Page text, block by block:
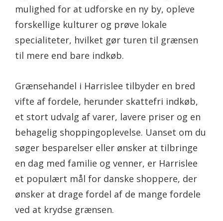
mulighed for at udforske en ny by, opleve
forskellige kulturer og prøve lokale
specialiteter, hvilket gør turen til grænsen
til mere end bare indkøb.
Grænsehandel i Harrislee tilbyder en bred
vifte af fordele, herunder skattefri indkøb,
et stort udvalg af varer, lavere priser og en
behagelig shoppingoplevelse. Uanset om du
søger besparelser eller ønsker at tilbringe
en dag med familie og venner, er Harrislee
et populært mål for danske shoppere, der
ønsker at drage fordel af de mange fordele
ved at krydse grænsen.